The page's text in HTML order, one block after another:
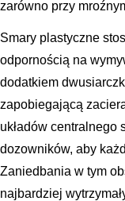
zarówno przy
Smary plastyczne
odpornością na
dodatkiem
zapobiegającą
układów
dozowników, aby
Zaniedbania w tym
najbardziej